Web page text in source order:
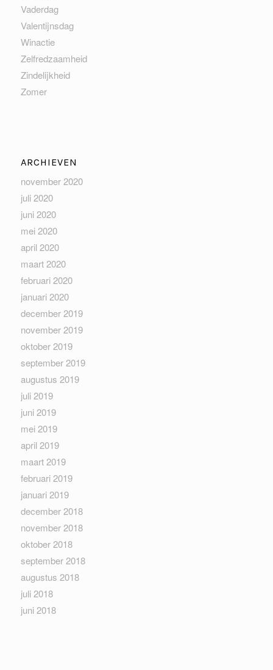
Vaderdag
Valentijnsdag
Winactie
Zelfredzaamheid
Zindelijkheid
Zomer
ARCHIEVEN
november 2020
juli 2020
juni 2020
mei 2020
april 2020
maart 2020
februari 2020
januari 2020
december 2019
november 2019
oktober 2019
september 2019
augustus 2019
juli 2019
juni 2019
mei 2019
april 2019
maart 2019
februari 2019
januari 2019
december 2018
november 2018
oktober 2018
september 2018
augustus 2018
juli 2018
juni 2018